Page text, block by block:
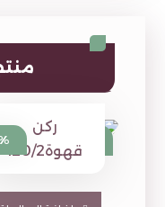
ركن
قهوة120/2
⃁ 1,390